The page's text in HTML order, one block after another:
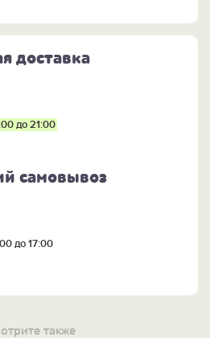
боросиликатного
дерева;
удобная деревянная
легкость и
стеклу можно
заваривания, наслаждаясь
насыщенного и
коробку
наполнителем.
доставка
до 21:00
самовывоз
до 17:00
также